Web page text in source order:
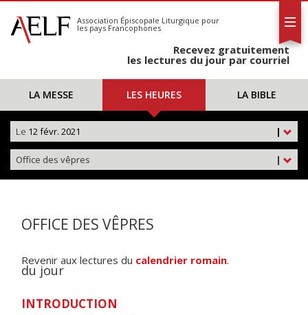
S'abonner
Calendrier
Association Épiscopale Liturgique pour
les pays Francophones
Recevez gratuitement
les lectures du jour par courriel
LA MESSE LES HEURES LA BIBLE
|
Le 12 févr. 2021
|
Office des vêpres
OFFICE DES VÊPRES
Revenir aux lectures du calendrier romain.
du jour
INTRODUCTION